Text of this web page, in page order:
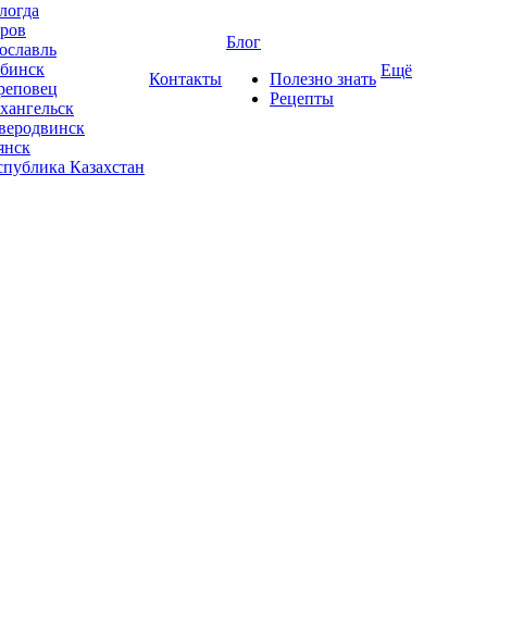
Казахстан
Контакты
Блог
Полезно знать
Рецепты
Ещё